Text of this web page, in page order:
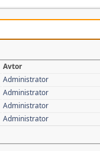
Avtor
Administrator
Administrator
Administrator
Administrator